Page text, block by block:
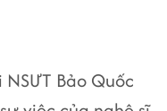
Bảo Quốc